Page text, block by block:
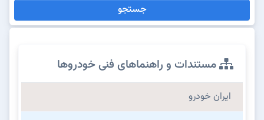
جستجو
مستندات و راهنماهای فنی خودروها
ایران خودرو